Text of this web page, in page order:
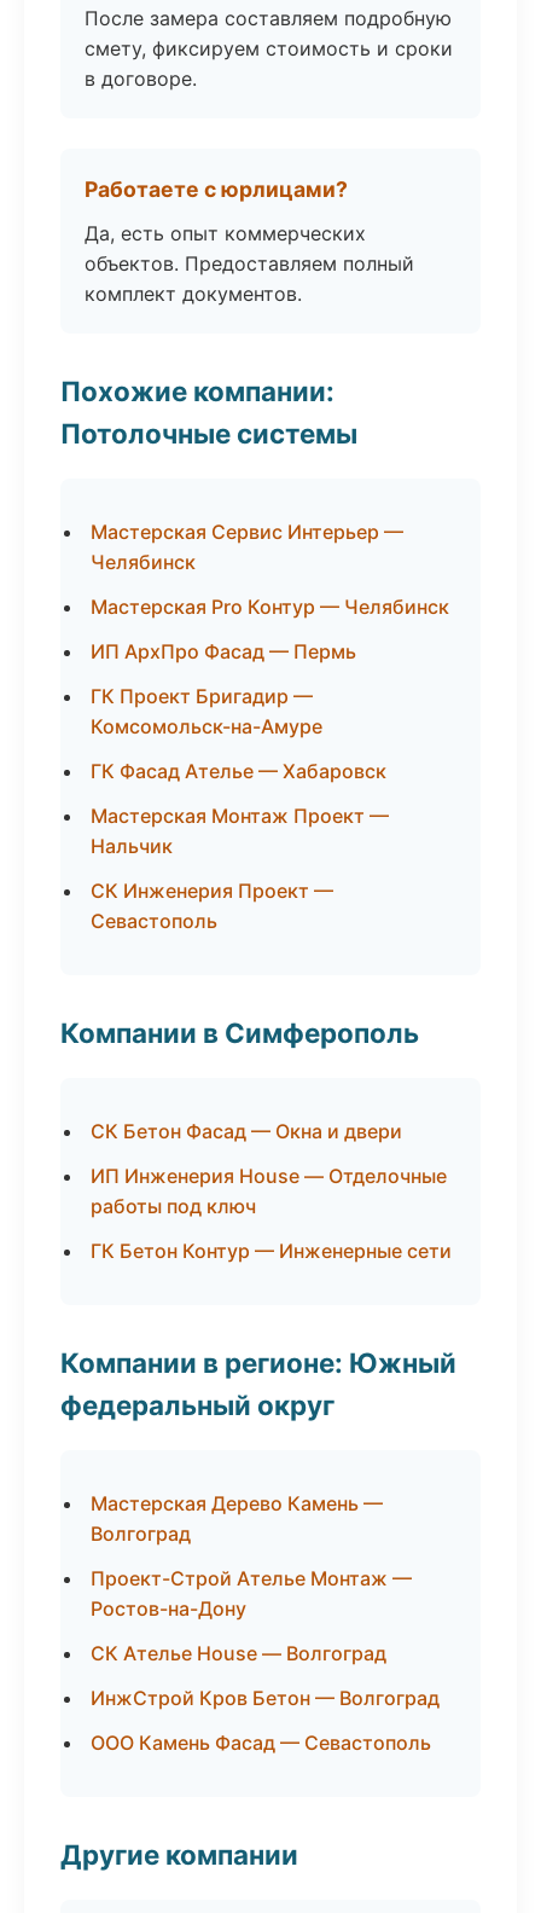
После замера составляем подробную
смету, фиксируем стоимость и сроки
в договоре.
Работаете с юрлицами?
Да, есть опыт коммерческих
объектов. Предоставляем полный
комплект документов.
Похожие компании:
Потолочные системы
Мастерская Сервис Интерьер —
Челябинск
Мастерская Pro Контур — Челябинск
ИП АрхПро Фасад — Пермь
ГК Проект Бригадир —
Комсомольск-на-Амуре
ГК Фасад Ателье — Хабаровск
Мастерская Монтаж Проект —
Нальчик
СК Инженерия Проект —
Севастополь
Компании в Симферополь
СК Бетон Фасад — Окна и двери
ИП Инженерия House — Отделочные
работы под ключ
ГК Бетон Контур — Инженерные сети
Компании в регионе: Южный
федеральный округ
Мастерская Дерево Камень —
Волгоград
Проект-Строй Ателье Монтаж —
Ростов-на-Дону
СК Ателье House — Волгоград
ИнжСтрой Кров Бетон — Волгоград
ООО Камень Фасад — Севастополь
Другие компании